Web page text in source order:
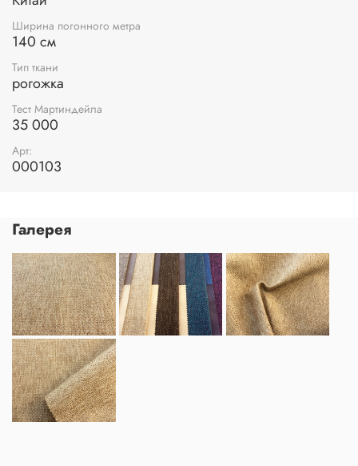
Ширина погонного метра
140 см
Тип ткани
рогожка
Тест Мартиндейла
35 000
Арт:
000103
Галерея